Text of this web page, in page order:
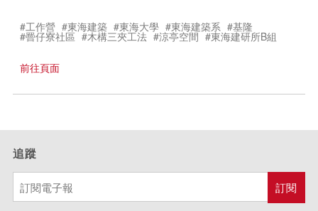
#工作營 #東海建築 #東海大學 #東海建築系 #基隆
#罾仔寮社區 #木構三夾工法 #涼亭空間 #東海建研所B組
前往頁面
追蹤